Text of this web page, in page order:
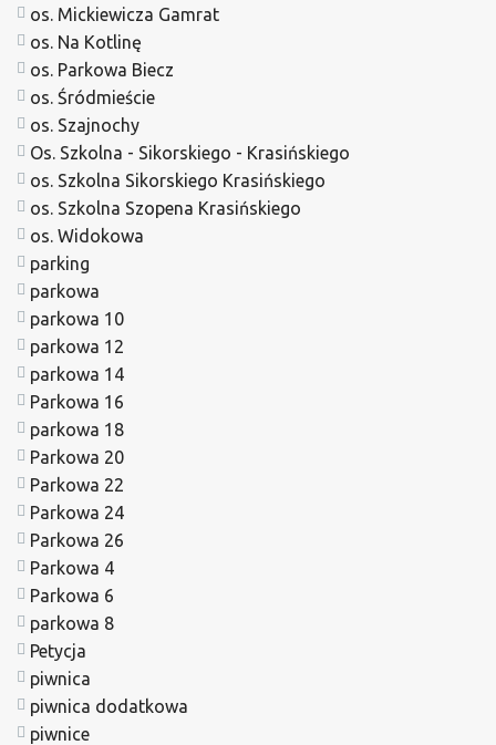
os. Mickiewicza Gamrat
os. Na Kotlinę
os. Parkowa Biecz
os. Śródmieście
os. Szajnochy
Os. Szkolna - Sikorskiego - Krasińskiego
os. Szkolna Sikorskiego Krasińskiego
os. Szkolna Szopena Krasińskiego
os. Widokowa
parking
parkowa
parkowa 10
parkowa 12
parkowa 14
Parkowa 16
parkowa 18
Parkowa 20
Parkowa 22
Parkowa 24
Parkowa 26
Parkowa 4
Parkowa 6
parkowa 8
Petycja
piwnica
piwnica dodatkowa
piwnice